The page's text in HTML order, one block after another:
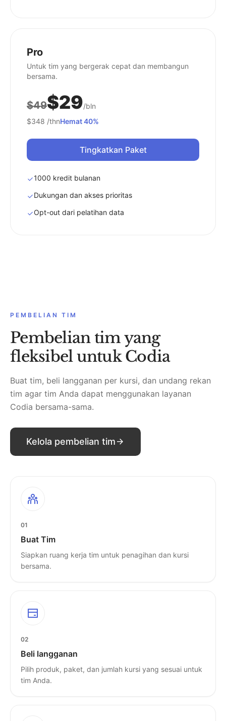
Pro
Untuk tim yang bergerak cepat dan membangun
bersama.
$49$29/bln
$348 /thnHemat 40%
Tingkatkan Paket
1000 kredit bulanan
Dukungan dan akses prioritas
Opt-out dari pelatihan data
PEMBELIAN TIM
Pembelian tim yang
fleksibel untuk Codia
Buat tim, beli langganan per kursi, dan undang rekan
tim agar tim Anda dapat menggunakan layanan
Codia bersama-sama.
Kelola pembelian tim
01
Buat Tim
Siapkan ruang kerja tim untuk penagihan dan kursi
bersama.
02
Beli langganan
Pilih produk, paket, dan jumlah kursi yang sesuai untuk
tim Anda.